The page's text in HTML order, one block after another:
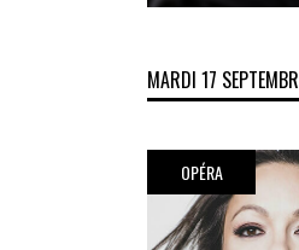
MARDI 17
OPÉRA